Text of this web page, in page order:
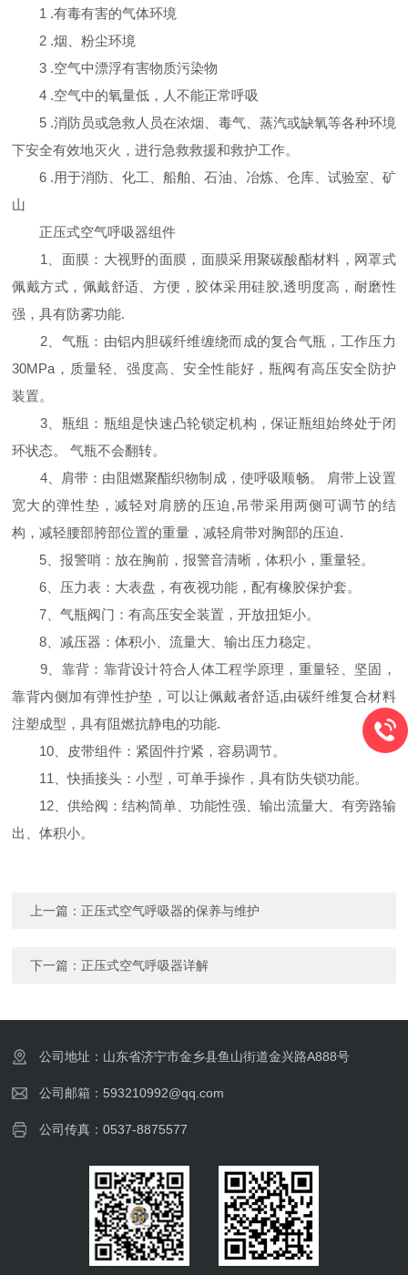
1 .有毒有害的气体环境
2 .烟、粉尘环境
3 .空气中漂浮有害物质污染物
4 .空气中的氧量低，人不能正常呼吸
5 .消防员或急救人员在浓烟、毒气、蒸汽或缺氧等各种环境
下安全有效地灭火，进行急救救援和救护工作。
6 .用于消防、化工、船舶、石油、冶炼、仓库、试验室、矿
山
正压式空气呼吸器组件
1、面膜：大视野的面膜，面膜采用聚碳酸酯材料，网罩式
佩戴方式，佩戴舒适、方便，胶体采用硅胶,透明度高，耐磨性
强，具有防雾功能.
2、气瓶：由铝内胆碳纤维缠绕而成的复合气瓶，工作压力
30MPa，质量轻、强度高、安全性能好，瓶阀有高压安全防护
装置。
3、瓶组：瓶组是快速凸轮锁定机构，保证瓶组始终处于闭
环状态。 气瓶不会翻转。
4、肩带：由阻燃聚酯织物制成，使呼吸顺畅。 肩带上设置
宽大的弹性垫，减轻对肩膀的压迫,吊带采用两侧可调节的结
构，减轻腰部胯部位置的重量，减轻肩带对胸部的压迫.
5、报警哨：放在胸前，报警音清晰，体积小，重量轻。
6、压力表：大表盘，有夜视功能，配有橡胶保护套。
7、气瓶阀门：有高压安全装置，开放扭矩小。
8、减压器：体积小、流量大、输出压力稳定。
9、靠背：靠背设计符合人体工程学原理，重量轻、坚固，
靠背内侧加有弹性护垫，可以让佩戴者舒适,由碳纤维复合材料
注塑成型，具有阻燃抗静电的功能.
10、皮带组件：紧固件拧紧，容易调节。
11、快插接头：小型，可单手操作，具有防失锁功能。
12、供给阀：结构简单、功能性强、输出流量大、有旁路输
出、体积小。
上一篇： 正压式空气呼吸器的保养与维护
下一篇： 正压式空气呼吸器详解
公司地址：山东省济宁市金乡县鱼山街道金兴路A888号
公司邮箱：593210992@qq.com
公司传真：0537-8875577